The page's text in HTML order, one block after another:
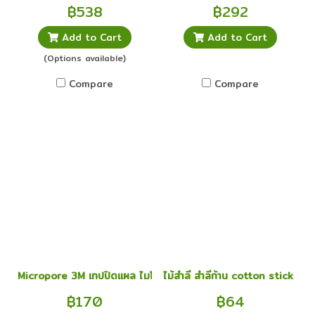
฿538
Add to Cart
(Options available)
Compare
฿292
Add to Cart
Compare
Micropore 3M เทปปิดแผล ไมโครพอร์ 1 นิ้ว x 10 หลา
฿170
ไม้สำลี สำลีก้าน cotton stick
฿64